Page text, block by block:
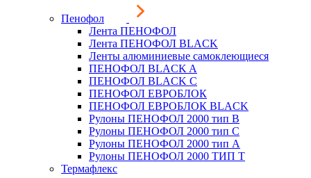
Пенофол
Лента ПЕНОФОЛ
Лента ПЕНОФОЛ BLACK
Ленты алюминиевые самоклеющиеся
ПЕНОФОЛ BLACK A
ПЕНОФОЛ BLACK С
ПЕНОФОЛ ЕВРОБЛОК
ПЕНОФОЛ ЕВРОБЛОК BLACK
Рулоны ПЕНОФОЛ 2000 тип B
Рулоны ПЕНОФОЛ 2000 тип C
Рулоны ПЕНОФОЛ 2000 тип А
Рулоны ПЕНОФОЛ 2000 ТИП Т
Термафлекс